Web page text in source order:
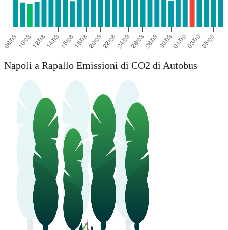
Napoli a Rapallo Emissioni di CO2 di Autobus